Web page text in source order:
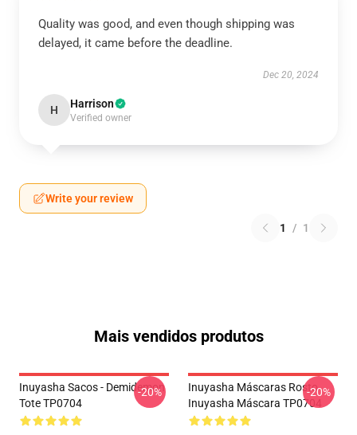
Quality was good, and even though shipping was
delayed, it came before the deadline.
Dec 20, 2024
H Harrison
Verified owner
Write your review
1 / 1
Mais vendidos produtos
Inuyasha Sacos - Demidemon
Tote TP0704
-20%
Inuyasha Máscaras Rosto
Inuyasha Máscara TP0704
-20%